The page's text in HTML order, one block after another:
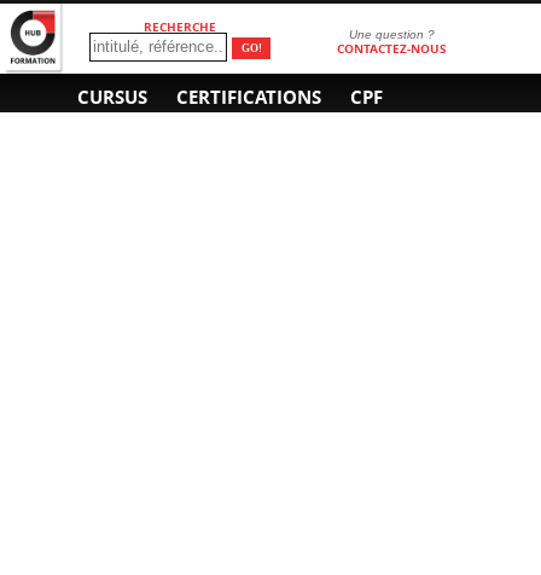
RECHERCHE Une question ?
CONTACTEZ-NOUS
CURSUS CERTIFICATIONS CPF